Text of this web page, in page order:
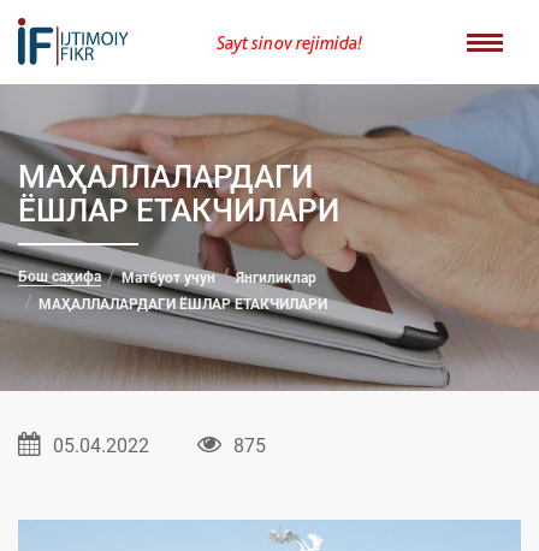
Sayt sinov rejimida!
МАҲАЛЛАЛАРДАГИ
ЁШЛАР ЕТАКЧИЛАРИ
Бош саҳифа Матбуот учун
Янгиликлар
МАҲАЛЛАЛАРДАГИ ЁШЛАР ЕТАКЧИЛАРИ
05.04.2022 875